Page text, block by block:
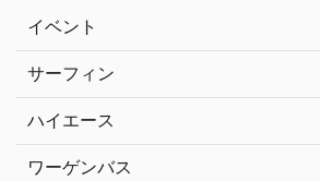
イベント
サーフィン
ハイエース
ワーゲンバス